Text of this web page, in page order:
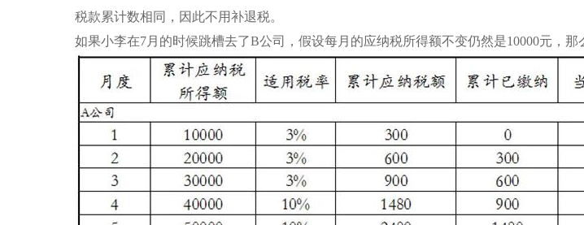
税款累计数相同，因此不用补退税。
如果小李在7月的时候跳槽去了B公司，假设每月的应纳税所得额不变仍然是10000元，那